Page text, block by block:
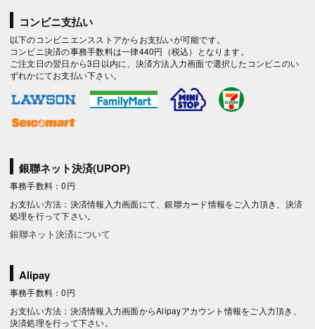
コンビニ支払い
以下のコンビニエンスストアからお支払いが可能です。
コンビニ決済の事務手数料は一律440円（税込）となります。
ご注文日の翌日から3日以内に、決済方法入力画面で選択したコンビニのい
ずれかにてお支払い下さい。
銀聯ネット決済(UPOP)
事務手数料：0円
お支払い方法：決済情報入力画面にて、銀聯カード情報をご入力頂き、決済
処理を行って下さい。
銀聯ネット決済について
Alipay
事務手数料：0円
お支払い方法：決済情報入力画面からAlipayアカウント情報をご入力頂き、
決済処理を行って下さい。